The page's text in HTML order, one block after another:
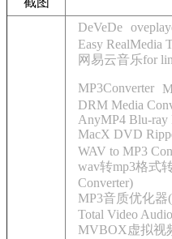
DeVeDe
Easy RealMedia
网易云音乐for
MP3Converter
DRM Media
AnyMP4 Blu-ray
MacX DVD
WAV to MP3
wav转mp3格式
Converter)
MP3音质优化器
Total Video
MVBOX虚拟视